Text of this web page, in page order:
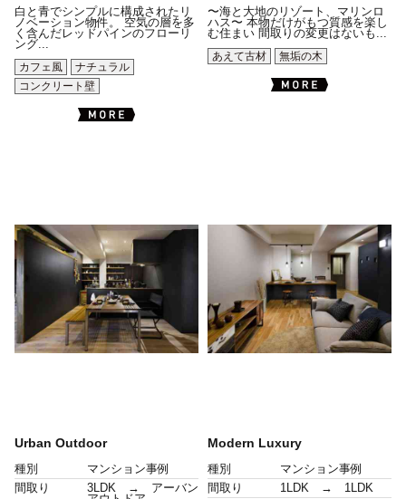
白と青でシンプルに構成されたリ
ノベーション物件。 空気の層を多
く含んだレッドパインのフローリ
ング...
カフェ風
ナチュラル
コンクリート壁
〜海と大地のリゾート、マリンロ
ハス〜 本物だけがもつ質感を楽し
む住まい 間取りの変更はないも...
あえて古材
無垢の木
Urban Outdoor
種別
マンション事例
間取り
3LDK → アーバン
Modern Luxury
種別
マンション事例
間取り
1LDK → 1LDK